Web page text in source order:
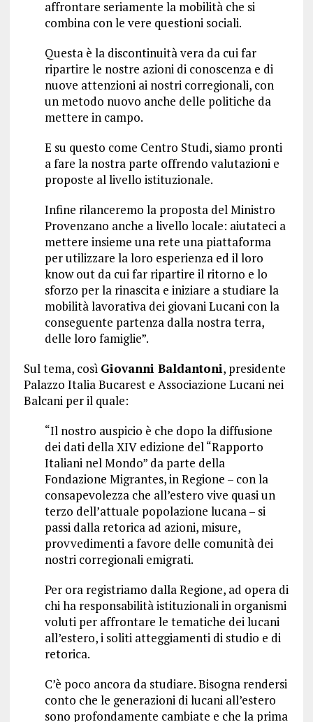
affrontare seriamente la mobilità che si
combina con le vere questioni sociali.
Questa è la discontinuità vera da cui far
ripartire le nostre azioni di conoscenza e di
nuove attenzioni ai nostri corregionali, con
un metodo nuovo anche delle politiche da
mettere in campo.
E su questo come Centro Studi, siamo pronti
a fare la nostra parte offrendo valutazioni e
proposte al livello istituzionale.
Infine rilanceremo la proposta del Ministro
Provenzano anche a livello locale: aiutateci a
mettere insieme una rete una piattaforma
per utilizzare la loro esperienza ed il loro
know out da cui far ripartire il ritorno e lo
sforzo per la rinascita e iniziare a studiare la
mobilità lavorativa dei giovani Lucani con la
conseguente partenza dalla nostra terra,
delle loro famiglie”.
Sul tema, così Giovanni Baldantoni, presidente
Palazzo Italia Bucarest e Associazione Lucani nei
Balcani per il quale:
“Il nostro auspicio è che dopo la diffusione
dei dati della XIV edizione del “Rapporto
Italiani nel Mondo” da parte della
Fondazione Migrantes, in Regione – con la
consapevolezza che all’estero vive quasi un
terzo dell’attuale popolazione lucana – si
passi dalla retorica ad azioni, misure,
provvedimenti a favore delle comunità dei
nostri corregionali emigrati.
Per ora registriamo dalla Regione, ad opera di
chi ha responsabilità istituzionali in organismi
voluti per affrontare le tematiche dei lucani
all’estero, i soliti atteggiamenti di studio e di
retorica.
C’è poco ancora da studiare. Bisogna rendersi
conto che le generazioni di lucani all’estero
sono profondamente cambiate e che la prima